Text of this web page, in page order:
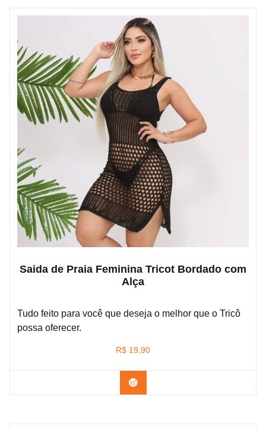
Saida de Praia Feminina Tricot Bordado com
Alça
Tudo feito para você que deseja o melhor que o Tricô
possa oferecer.
R$ 19,90
Confira na Shopee